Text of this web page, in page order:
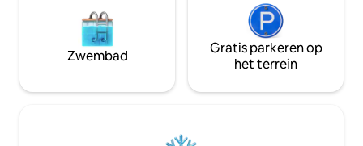
Zwembad
Gratis parkeren op
het terrein